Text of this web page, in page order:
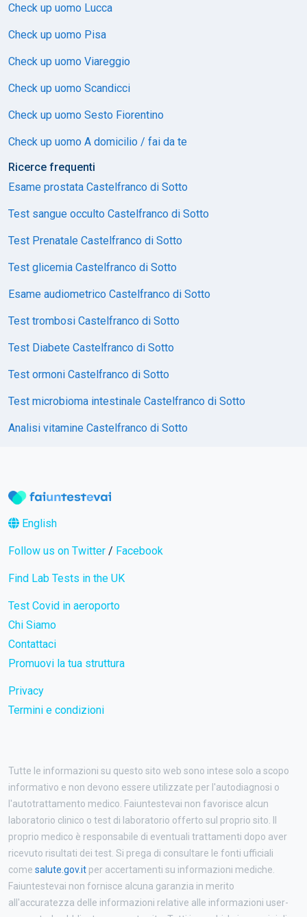
Check up uomo Lucca
Check up uomo Pisa
Check up uomo Viareggio
Check up uomo Scandicci
Check up uomo Sesto Fiorentino
Check up uomo A domicilio / fai da te
Ricerce frequenti
Esame prostata Castelfranco di Sotto
Test sangue occulto Castelfranco di Sotto
Test Prenatale Castelfranco di Sotto
Test glicemia Castelfranco di Sotto
Esame audiometrico Castelfranco di Sotto
Test trombosi Castelfranco di Sotto
Test Diabete Castelfranco di Sotto
Test ormoni Castelfranco di Sotto
Test microbioma intestinale Castelfranco di Sotto
Analisi vitamine Castelfranco di Sotto
English
Follow us on Twitter / Facebook
Find Lab Tests in the UK
Test Covid in aeroporto
Chi Siamo
Contattaci
Promuovi la tua struttura
Privacy
Termini e condizioni
Tutte le informazioni su questo sito web sono intese solo a scopo
informativo e non devono essere utilizzate per l'autodiagnosi o
l'autotrattamento medico. Faiuntestevai non favorisce alcun
laboratorio clinico o test di laboratorio offerto sul proprio sito. Il
proprio medico è responsabile di eventuali trattamenti dopo aver
ricevuto risultati dei test. Si prega di consultare le fonti ufficiali
come salute.gov.it per accertamenti su informazioni mediche.
Faiuntestevai non fornisce alcuna garanzia in merito
all'accuratezza delle informazioni relative alle informazioni user-